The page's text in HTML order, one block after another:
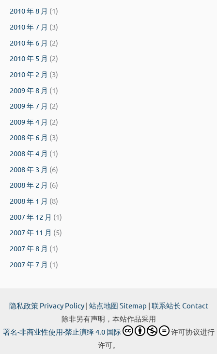
2010 年 8 月 (1)
2010 年 7 月 (3)
2010 年 6 月 (2)
2010 年 5 月 (2)
2010 年 2 月 (3)
2009 年 8 月 (1)
2009 年 7 月 (2)
2009 年 4 月 (2)
2008 年 6 月 (3)
2008 年 4 月 (1)
2008 年 3 月 (6)
2008 年 2 月 (6)
2008 年 1 月 (8)
2007 年 12 月 (1)
2007 年 11 月 (5)
2007 年 8 月 (1)
2007 年 7 月 (1)
隐私政策 Privacy Policy| 站点地图 Sitemap | 联系站长 Contact
除非另有声明，本站作品采用
署名-非商业性使用-禁止演绎 4.0 国际
许可协议进行
许可。